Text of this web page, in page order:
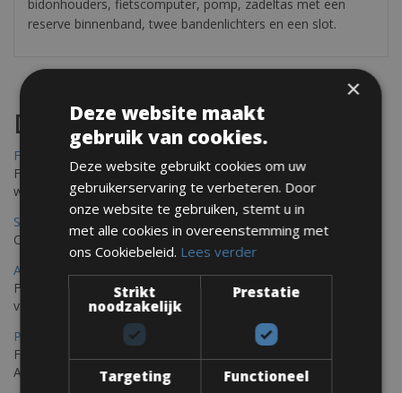
bidonhouders, fietscomputer, pomp, zadeltas met een
reserve binnenband, twee bandenlichters en een slot.
Destinations
Frejus Fietsverhuur
Fréjus en Saint-Raphaël liggen aan de Middellandse Zee en
worden omringd door het Massif de l'Esterel
Saint Raphael Fietsverhuur
Ontdek Saint Raphael, gelegen in het prachtige Var op uw fiets
Ajaccio Fietsverhuur
Fietsen in Ajaccio, gelegen op het eiland Corsica, biedt een
verscheidenheid aan routes
Porec Fietsverhuur
Fiets over sfeervolle routes die zich uitstrekken langs de
Adriatische kust en het weelderige Istrische platteland.
×
Deze website maakt
gebruik van cookies.
Deze website gebruikt cookies om uw
gebruikerservaring te verbeteren. Door
onze website te gebruiken, stemt u in
met alle cookies in overeenstemming met
ons Cookiebeleid. Lees verder
Strikt
noodzakelijk
Prestatie
Targeting Functioneel